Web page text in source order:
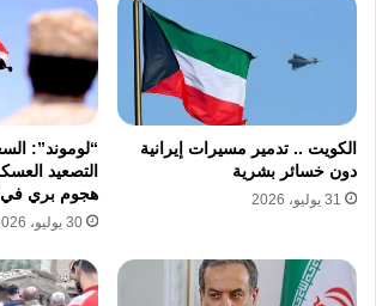
الكويت .. تدمير مسيرات إيرانية
دون خسائر بشرية
31 يوليو، 2026
“لوموند”:
التصعيد
هجوم بري في
30 يوليو، 2026